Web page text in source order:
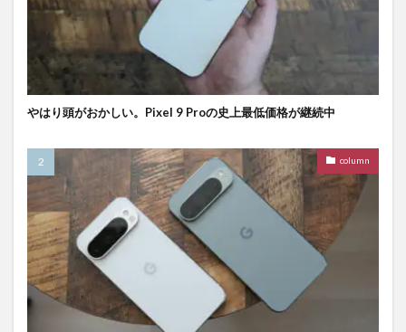
やはり頭がおかしい。Pixel 9 Proの史上最低価格が継続中
column